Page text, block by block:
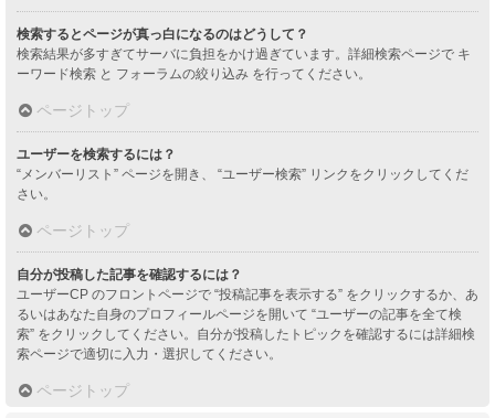
検索するとページが真っ白になるのはどうして？
検索結果が多すぎてサーバに負担をかけ過ぎています。詳細検索ページで キ
ーワード検索 と フォーラムの絞り込み を行ってください。
ページトップ
ユーザーを検索するには？
“メンバーリスト” ページを開き、 “ユーザー検索” リンクをクリックしてくだ
さい。
ページトップ
自分が投稿した記事を確認するには？
ユーザーCP のフロントページで “投稿記事を表示する” をクリックするか、あ
るいはあなた自身のプロフィールページを開いて “ユーザーの記事を全て検
索” をクリックしてください。自分が投稿したトピックを確認するには詳細検
索ページで適切に入力・選択してください。
ページトップ